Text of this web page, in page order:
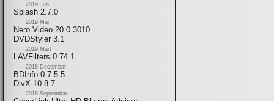
2019 Jun
Splash 2.7.0
2019 Maj
Nero Video 20.0.3010
DVDStyler 3.1
2019 Mart
LAVFilters 0.74.1
2018 Decembar
BDInfo 0.7.5.5
DivX 10.8.7
2018 Septembar